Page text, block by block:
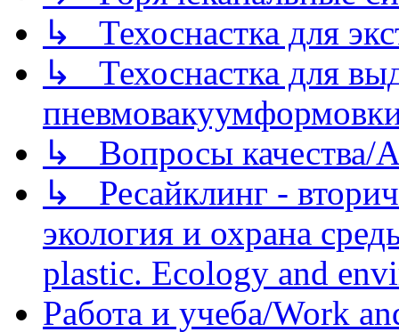
↳ Техоснастка для
↳ Техоснастка для
↳ Вопросы качества/
↳ Ресайклинг -
экология и охрана
plastic. Ecology and
Работа и учеба/Work